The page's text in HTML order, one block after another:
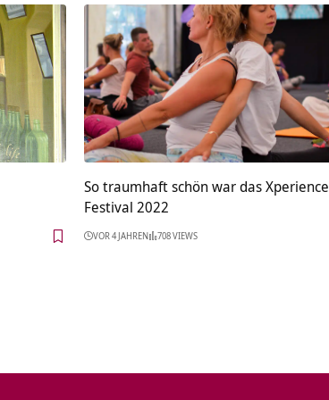
So traumhaft schön war das Xperience
Festival 2022
VOR 4 JAHREN 708 VIEWS